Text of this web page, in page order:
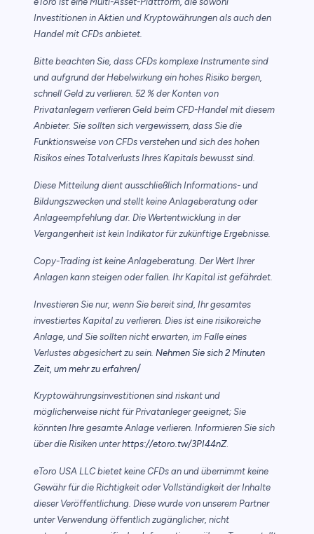
Investitionen in Aktien und Kryptowährungen als auch den
Handel mit CFDs anbietet.
Bitte beachten Sie, dass CFDs komplexe Instrumente sind
und aufgrund der Hebelwirkung ein hohes Risiko bergen,
schnell Geld zu verlieren. 52 % der Konten von
Privatanlegern verlieren Geld beim CFD-Handel mit diesem
Anbieter. Sie sollten sich vergewissern, dass Sie die
Funktionsweise von CFDs verstehen und sich des hohen
Risikos eines Totalverlusts Ihres Kapitals bewusst sind.
Diese Mitteilung dient ausschließlich Informations- und
Bildungszwecken und stellt keine Anlageberatung oder
Anlageempfehlung dar. Die Wertentwicklung in der
Vergangenheit ist kein Indikator für zukünftige Ergebnisse.
Copy-Trading ist keine Anlageberatung. Der Wert Ihrer
Anlagen kann steigen oder fallen. Ihr Kapital ist gefährdet.
Investieren Sie nur, wenn Sie bereit sind, Ihr gesamtes
investiertes Kapital zu verlieren. Dies ist eine risikoreiche
Anlage, und Sie sollten nicht erwarten, im Falle eines
Verlustes abgesichert zu sein. Nehmen Sie sich 2 Minuten
Zeit, um mehr zu erfahren/
Kryptowährungsinvestitionen sind riskant und
möglicherweise nicht für Privatanleger geeignet; Sie
könnten Ihre gesamte Anlage verlieren. Informieren Sie sich
über die Risiken unter https://etoro.tw/3PI44nZ.
eToro USA LLC bietet keine CFDs an und übernimmt keine
Gewähr für die Richtigkeit oder Vollständigkeit der Inhalte
dieser Veröffentlichung. Diese wurde von unserem Partner
unter Verwendung öffentlich zugänglicher, nicht